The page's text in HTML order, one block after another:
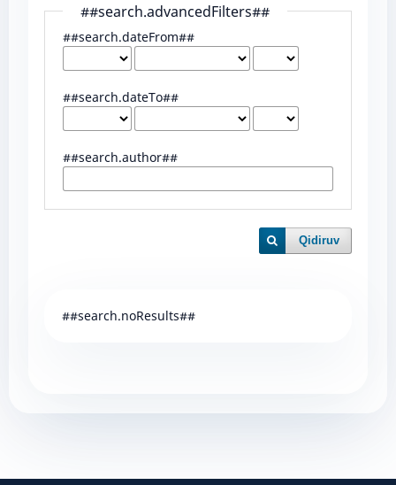
##search.advancedFilters##
##search.dateFrom##
##search.dateTo##
##search.author##
Qidiruv
##search.noResults##